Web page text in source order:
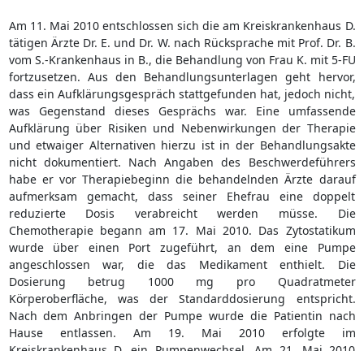
Am 11. Mai 2010 entschlossen sich die am Kreiskrankenhaus D.
tätigen Ärzte Dr. E. und Dr. W. nach Rücksprache mit Prof. Dr. B.
vom S.-Krankenhaus in B., die Behandlung von Frau K. mit 5-FU
fortzusetzen. Aus den Behandlungsunterlagen geht hervor,
dass ein Aufklärungsgespräch stattgefunden hat, jedoch nicht,
was Gegenstand dieses Gesprächs war. Eine umfassende
Aufklärung über Risiken und Nebenwirkungen der Therapie
und etwaiger Alternativen hierzu ist in der Behandlungsakte
nicht dokumentiert. Nach Angaben des Beschwerdeführers
habe er vor Therapiebeginn die behandelnden Ärzte darauf
aufmerksam gemacht, dass seiner Ehefrau eine doppelt
reduzierte Dosis verabreicht werden müsse. Die
Chemotherapie begann am 17. Mai 2010. Das Zytostatikum
wurde über einen Port zugeführt, an dem eine Pumpe
angeschlossen war, die das Medikament enthielt. Die
Dosierung betrug 1000 mg pro Quadratmeter
Körperoberfläche, was der Standarddosierung entspricht.
Nach dem Anbringen der Pumpe wurde die Patientin nach
Hause entlassen. Am 19. Mai 2010 erfolgte im